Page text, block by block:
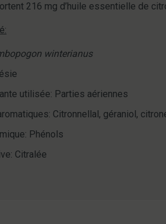
216 mg d’huile essentielle de
winterianus
utilisée: Parties aériennes
Citronnellal, géraniol,
Phénols
Citralée